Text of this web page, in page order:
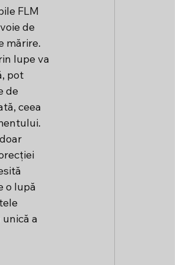
FLM
de
mărire.
lupe va
pot
de
ceea
o lupă
a